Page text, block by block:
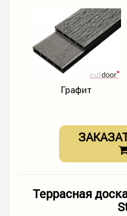
Графит
Террасная